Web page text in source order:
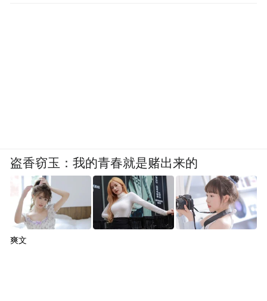
盗香窃玉：我的青春就是赌出来的
爽文